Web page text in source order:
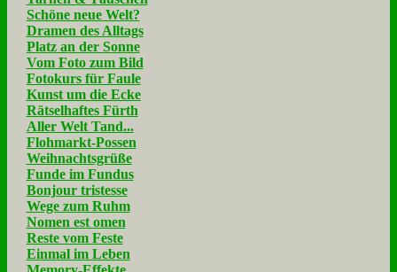
Schöne neue Welt?
Dramen des Alltags
Platz an der Sonne
Vom Foto zum Bild
Fotokurs für Faule
Kunst um die Ecke
Rätselhaftes Fürth
Aller Welt Tand...
Flohmarkt-Possen
Weihnachtsgrüße
Funde im Fundus
Bonjour tristesse
Wege zum Ruhm
Nomen est omen
Reste vom Feste
Einmal im Leben